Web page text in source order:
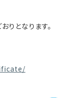
りとなります。